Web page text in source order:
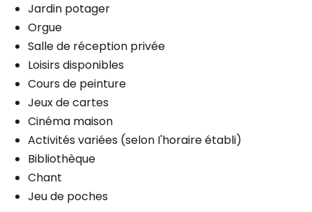
2 douches / bains par semaine
Stationnement
Extérieur
Fumeurs
Fumer sur le balcon
Planifier une visite
Espace de rangement
Services inclus à l'unité
Ligne téléphonique
Électricité / Chauffage
Câblodistribution
Soins
Aide pour incontinence urinaire
Administration des médicaments
Aide à l'alimentation
Fumeurs
Fumer sur le balcon
Planifier une visite
Jardin potager
Orgue
Salle de réception privée
Loisirs disponibles
Cours de peinture
Jeux de cartes
Cinéma maison
Activités variées (selon I'horaire établi)
Bibliothèque
Chant
Jeu de poches